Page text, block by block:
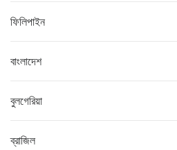
ফিলিপাইন
বাংলাদেশ
বুলগেরিয়া
ব্রাজিল